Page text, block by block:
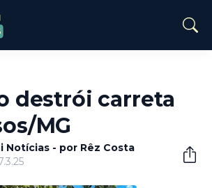
destrói carreta
MG
Notícias - por Rêz Costa